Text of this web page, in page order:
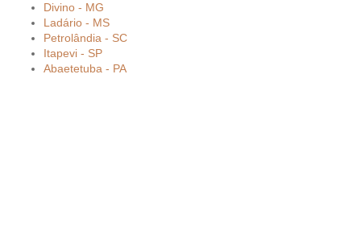
Divino - MG
Ladário - MS
Petrolândia - SC
Itapevi - SP
Abaetetuba - PA